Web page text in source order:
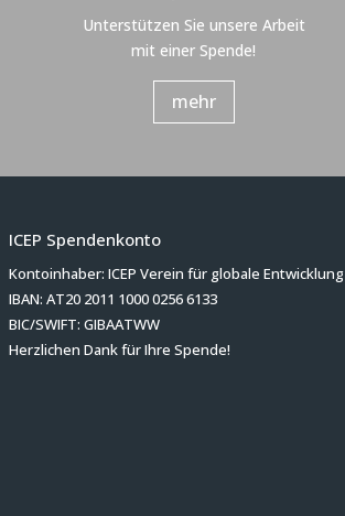
Unterstützen Sie unsere Arbeit
mit einer Spende!
mehr
ICEP Spendenkonto
Kontoinhaber: ICEP Verein für globale Entwicklung
IBAN: AT20 2011 1000 0256 6133
BIC/SWIFT: GIBAATWW
Herzlichen Dank für Ihre Spende!